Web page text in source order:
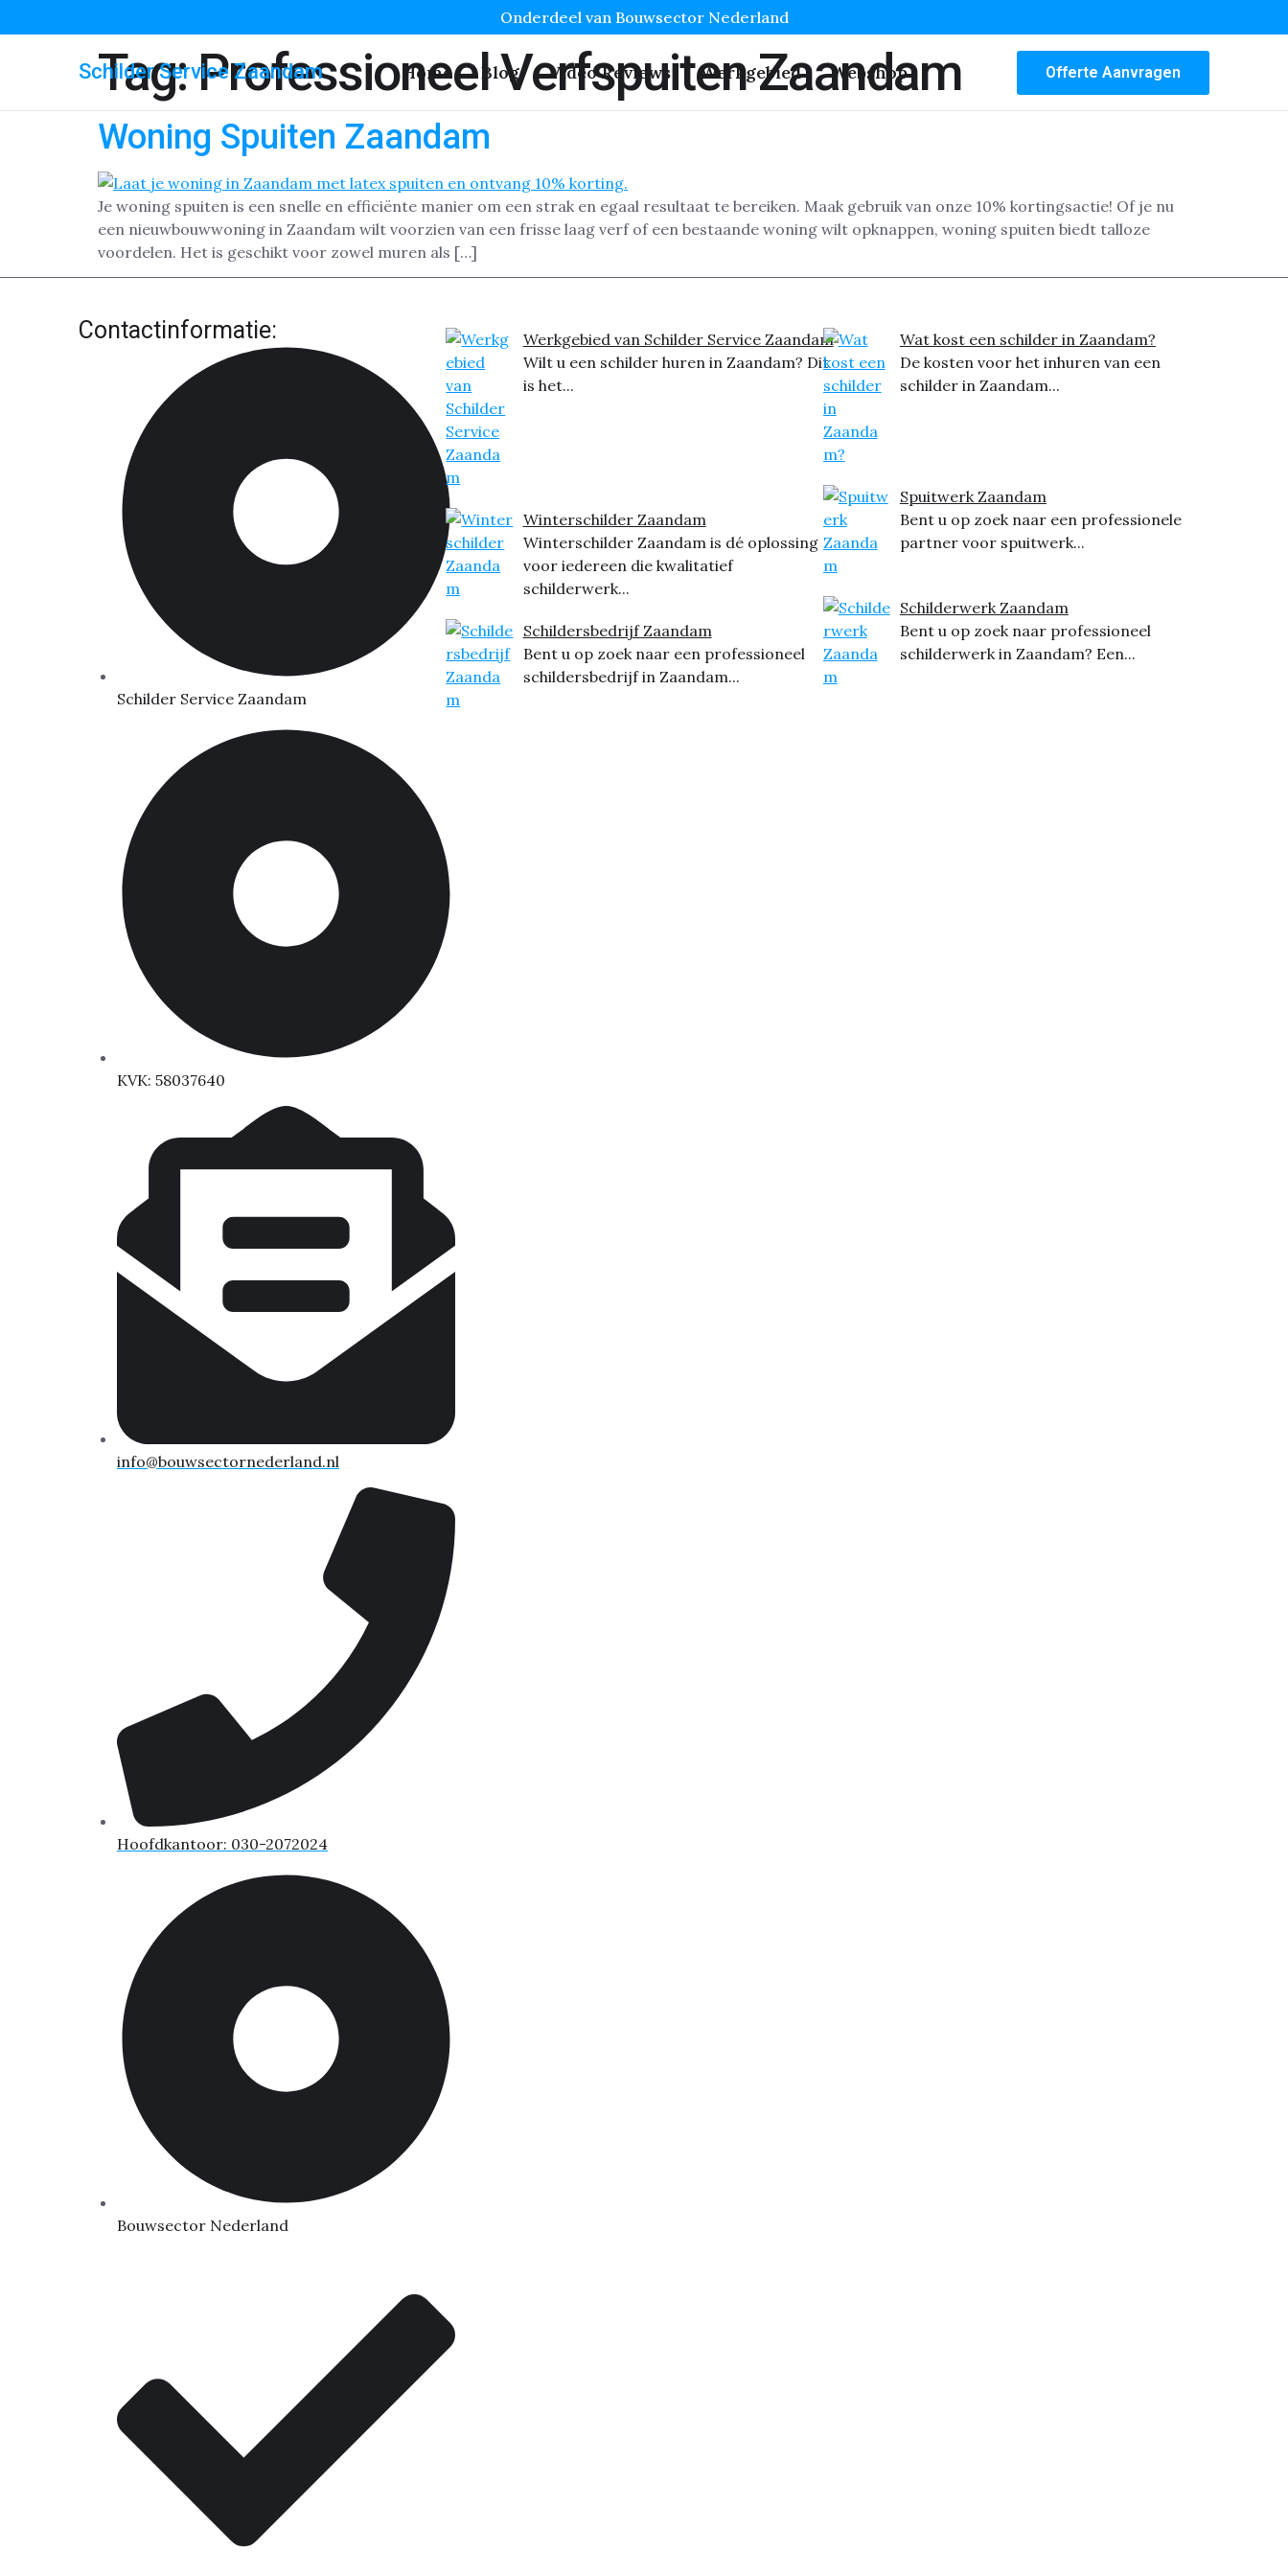
Onderdeel van Bouwsector Nederland
Schilder Service Zaandam Home Blog Video Reviews Werkgebied Webshop Offerte Aanvragen
Tag:Professioneel Verfspuiten Zaandam
Woning Spuiten Zaandam
Je woning spuiten is een snelle en efficiënte manier om een strak en egaal resultaat te bereiken. Maak gebruik van onze 10% kortingsactie! Of je nu
een nieuwbouwwoning in Zaandam wilt voorzien van een frisse laag verf of een bestaande woning wilt opknappen, woning spuiten biedt talloze
voordelen. Het is geschikt voor zowel muren als […]
Contactinformatie:
Schilder Service Zaandam
KVK: 58037640
info@bouwsectornederland.nl
Hoofdkantoor: 030-2072024
Bouwsector Nederland
Werkgebied van Schilder Service Zaandam
Wilt u een schilder huren in Zaandam? Dit
is het...
Winterschilder Zaandam
Winterschilder Zaandam is dé oplossing
voor iedereen die kwalitatief
schilderwerk...
Schildersbedrijf Zaandam
Bent u op zoek naar een professioneel
schildersbedrijf in Zaandam...
Wat kost een schilder in Zaandam?
De kosten voor het inhuren van een
schilder in Zaandam...
Spuitwerk Zaandam
Bent u op zoek naar een professionele
partner voor spuitwerk...
Schilderwerk Zaandam
Bent u op zoek naar professioneel
schilderwerk in Zaandam? Een...